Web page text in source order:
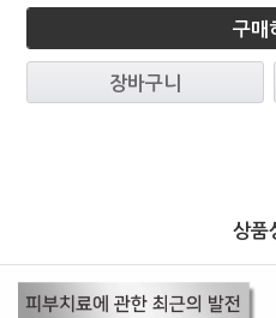
구매
장바구니
상품